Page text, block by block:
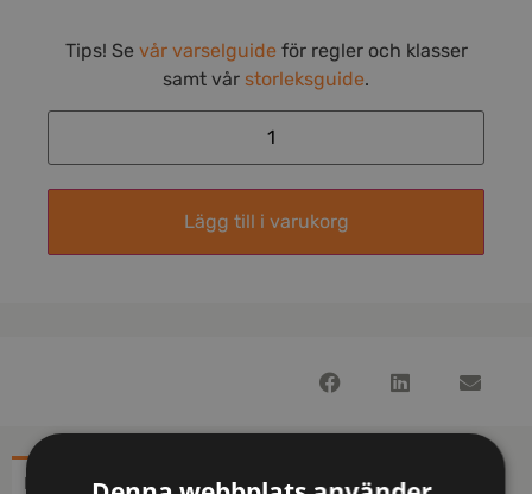
Tips! Se vår varselguide för regler och klasser
samt vår storleksguide.
Lägg till i varukorg
BESKRIVNING YTTERLIGARE INFORMATION